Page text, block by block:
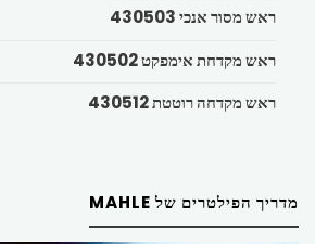
ראש מסור אנכי 430503
ראש מקדחת אימפקט 430502
ראש מקדחה רוטטת 430512
מדריך הפילטרים של MAHLE